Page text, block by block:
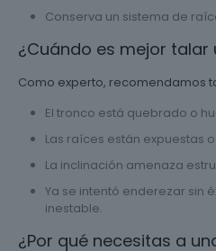
Conserva un sistema de
¿Cuándo es mejor
Como experto, recomendamos
El tronco está quebrado o
Las raíces están expuestas
La inclinación amenaza
Ya se intentó enderezar sin
inestable.
¿Por qué necesitas a